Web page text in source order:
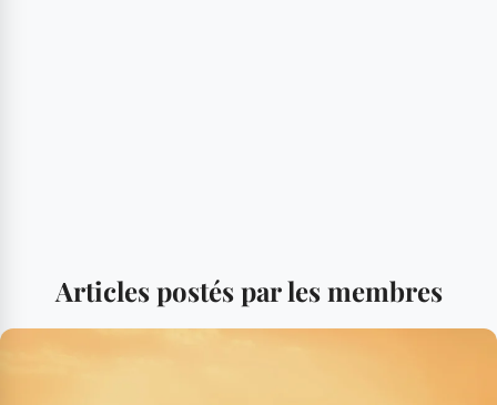
Articles postés par les membres